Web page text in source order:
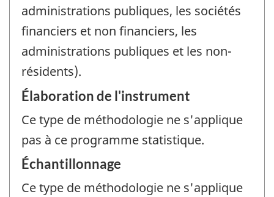
administrations publiques, les sociétés
financiers et non financiers, les
administrations publiques et les non-
résidents).
Élaboration de l'instrument
Ce type de méthodologie ne s'applique
pas à ce programme statistique.
Échantillonnage
Ce type de méthodologie ne s'applique